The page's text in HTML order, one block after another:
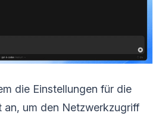
die Einstellungen für die
an, um den Netzwerkzugriff